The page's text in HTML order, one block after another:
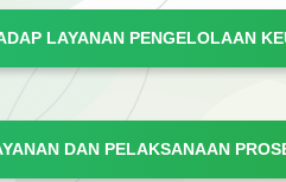
LAYANAN PENGELOLAAN
DAN PELAKSANAAN